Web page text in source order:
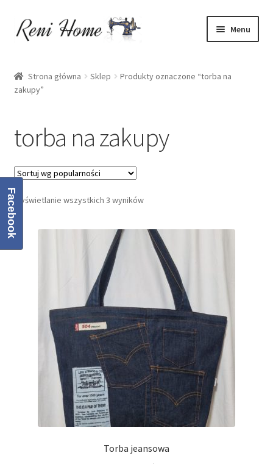
Przejdź
do
Przejdź
do
Menu
Kontakt
O mnie
Oferta
Polityka prywatności
Zamówienie
Strona główna Sklep
Produkty oznaczone “torba na
zakupy”
torba na zakupy
Wyświetlanie wszystkich 3 wyników
Torba jeansowa
Facebook